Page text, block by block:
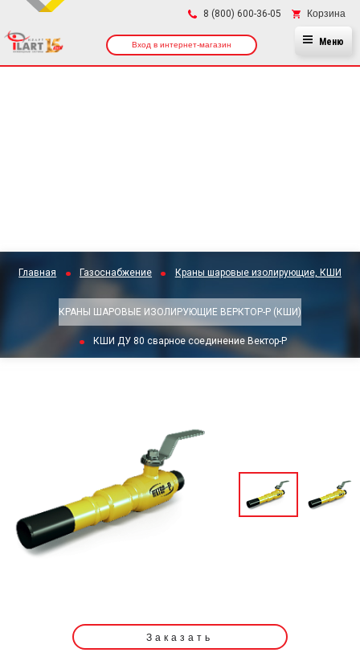
8 (800) 600-36-05 Корзина
Вход в интернет-магазин Меню
Главная Газоснабжение Краны шаровые изолирующие, КШИ
КРАНЫ ШАРОВЫЕ ИЗОЛИРУЮЩИЕ ВЕРКТОР-Р (КШИ)
КШИ ДУ 80 сварное соединение Вектор-Р
Заказать
×